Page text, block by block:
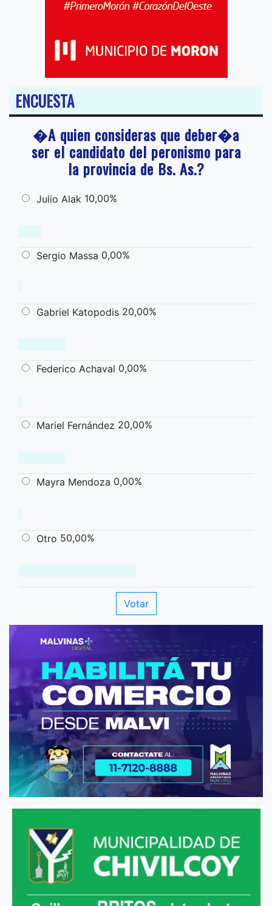
ENCUESTA
�A quien consideras que deber�a
ser el candidato del peronismo para
la provincia de Bs. As.?
Julio Alak 10,00%
Sergio Massa 0,00%
Gabriel Katopodis 20,00%
Federico Achaval 0,00%
Mariel Fernández 20,00%
Mayra Mendoza 0,00%
Otro 50,00%